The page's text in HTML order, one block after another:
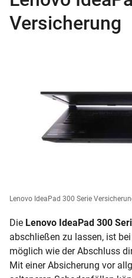
Versicherung
Lenovo IdeaPad 300 Serie
Die Lenovo IdeaPad 300
abschließen zu lassen, ist
möglich wie der Abschluss
Mit einer Absicherung vor